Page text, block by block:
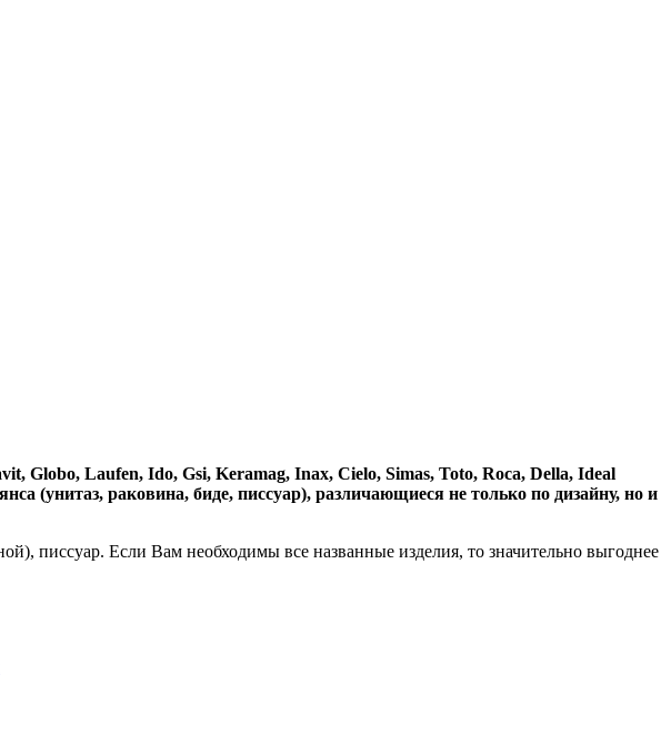
Globo, Laufen, Ido, Gsi, Keramag, Inax, Cielo, Simas, Toto, Roca, Della, Ideal
(унитаз, раковина, биде, писсуар), различающиеся не только по дизайну, но и
писсуар. Если Вам необходимы все названные изделия, то значительно выгоднее